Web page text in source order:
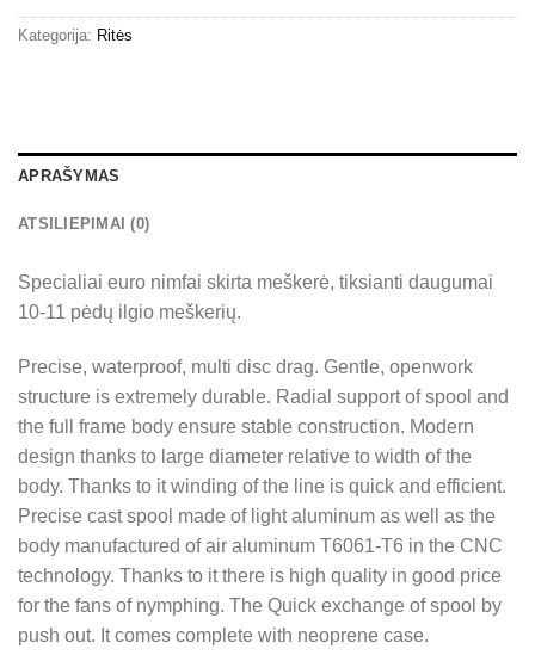
Kategorija: Ritės
APRAŠYMAS
ATSILIEPIMAI (0)
Specialiai euro nimfai skirta meškerė, tiksianti daugumai
10-11 pėdų ilgio meškerių.
Precise, waterproof, multi disc drag. Gentle, openwork
structure is extremely durable. Radial support of spool and
the full frame body ensure stable construction. Modern
design thanks to large diameter relative to width of the
body. Thanks to it winding of the line is quick and efficient.
Precise cast spool made of light aluminum as well as the
body manufactured of air aluminum T6061-T6 in the CNC
technology. Thanks to it there is high quality in good price
for the fans of nymphing. The Quick exchange of spool by
push out. It comes complete with neoprene case.